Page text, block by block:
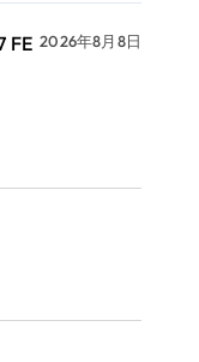
FE 2026年8月8日